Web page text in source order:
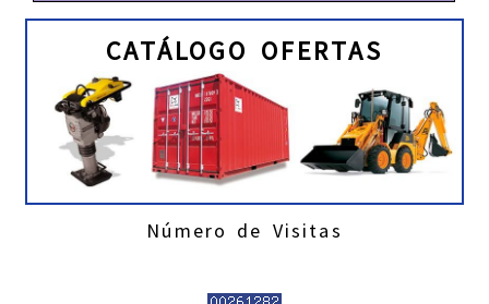
CATÁLOGO OFERTAS
Número de Visitas